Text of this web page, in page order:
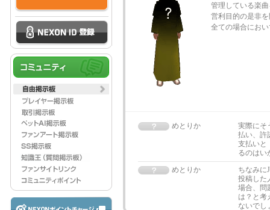
管理している楽
営利目的の是非
全ての場合にお
めとりか
実際にそ
払い、許
支払いと
るのはい
めとりか
ちなみに
投稿した
場合、問
は？と考
ないでし